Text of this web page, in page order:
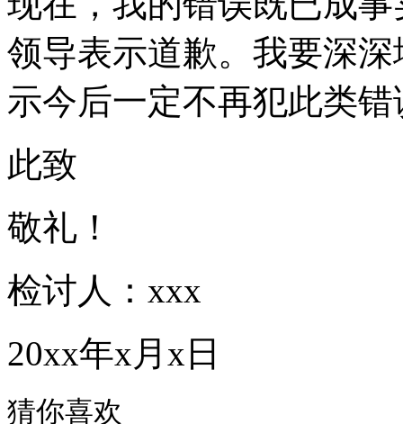
领导表示道歉。我要深
示今后一定不再犯此类错
此致
敬礼！
检讨人：xxx
20xx年x月x日
猜你喜欢